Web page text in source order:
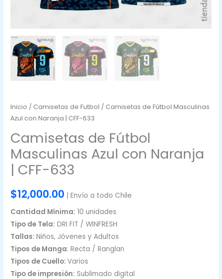
Inicio / Camisetas de Futbol / Camisetas de Fútbol Masculinas
Azul con Naranja | CFF-633
Camisetas de Fútbol
Masculinas Azul con Naranja
| CFF-633
$12,000.00 | Envío a todo Chile
Cantidad Mínima: 10 unidades
Tipo de Tela: DRI FIT / WINFRESH
Tallas:Niños, Jóvenes y Adultos
Tipos de Manga: Recta / Ranglan
Tipos de Cuello:Varios
Tipo de impresión: Sublimado digital